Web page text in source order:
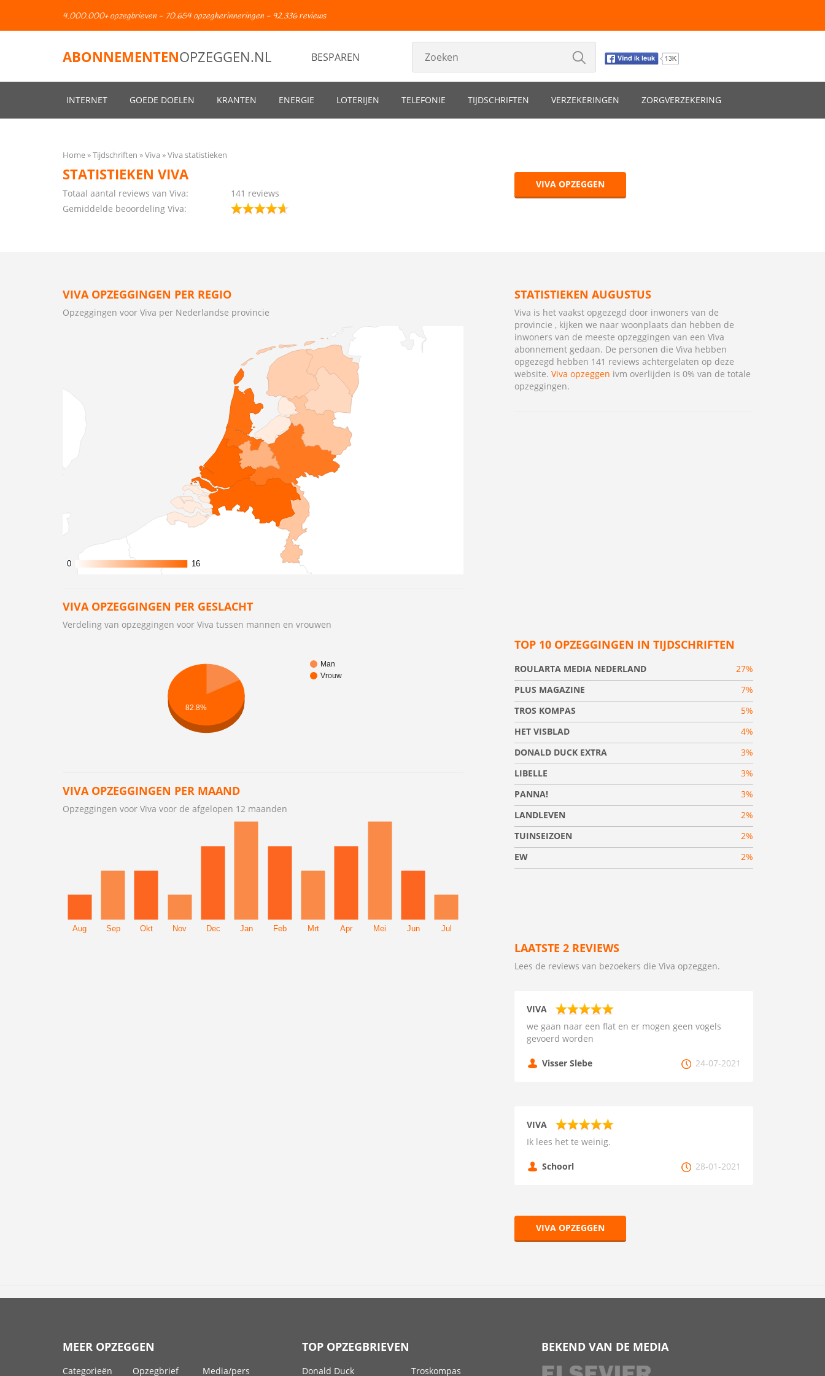
4.000.000+ opzegbrieven - 70.654 opzegherinneringen - 92.336 reviews
ABONNEMENTENOPZEGGEN.NL BESPAREN
INTERNET GOEDE DOELEN KRANTEN ENERGIE LOTERIJEN TELEFONIE TIJDSCHRIFTEN VERZEKERINGEN ZORGVERZEKERING
Home Tijdschriften Viva Viva statistieken
STATISTIEKEN VIVA
Totaal aantal reviews van Viva:
141 reviews
Gemiddelde beoordeling Viva:
VIVA OPZEGGEN
VIVA OPZEGGINGEN PER REGIO
Opzeggingen voor Viva per Nederlandse provincie
0
0 16
16
VIVA OPZEGGINGEN PER GESLACHT
Verdeling van opzeggingen voor Viva tussen mannen en vrouwen
Man
Vrouw
82.8%
VIVA OPZEGGINGEN PER MAAND
Opzeggingen voor Viva voor de afgelopen 12 maanden
Aug Sep Okt Nov Dec Jan Feb Mrt Apr Mei Jun Jul
STATISTIEKEN AUGUSTUS
Viva is het vaakst opgezegd door inwoners van de
provincie , kijken we naar woonplaats dan hebben de
inwoners van de meeste opzeggingen van een Viva
abonnement gedaan. De personen die Viva hebben
opgezegd hebben 141 reviews achtergelaten op deze
website. Viva opzeggen ivm overlijden is 0% van de totale
opzeggingen.
TOP 10 OPZEGGINGEN IN TIJDSCHRIFTEN
ROULARTA MEDIA NEDERLAND
27%
PLUS MAGAZINE
7%
TROS KOMPAS
5%
HET VISBLAD
4%
DONALD DUCK EXTRA
3%
LIBELLE
3%
PANNA!
3%
LANDLEVEN
2%
TUINSEIZOEN
2%
EW
2%
LAATSTE 2 REVIEWS
Lees de reviews van bezoekers die Viva opzeggen.
VIVA
we gaan naar een flat en er mogen geen vogels
gevoerd worden
Visser Slebe 24-07-2021
VIVA
Ik lees het te weinig.
Schoorl 28-01-2021
VIVA OPZEGGEN
MEER OPZEGGEN
Categorieën Opzegbrief Media/pers
TOP OPZEGBRIEVEN
Donald Duck Troskompas
BEKEND VAN DE MEDIA